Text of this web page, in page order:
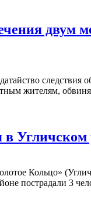
Угличском
Кольцо»